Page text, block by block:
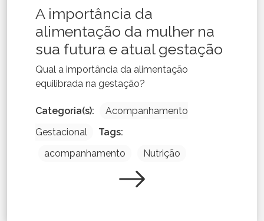
A importância da
alimentação da mulher na
sua futura e atual gestação
Qual a importância da alimentação
equilibrada na gestação?
Categoria(s):
Acompanhamento
Gestacional
Tags:
acompanhamento
Nutrição